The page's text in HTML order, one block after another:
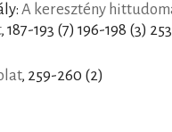
A keresztény
, 187-193 (7) 196-198 (3)
, 259-260 (2)